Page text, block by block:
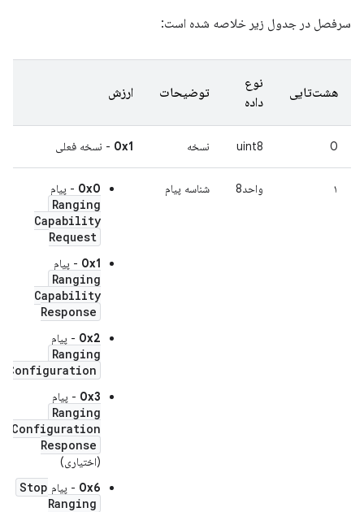
سرفصل در جدول زیر خلاصه شده است:
هشت‌تایی
نوع
داده
توضیحات ارزش
0
uint8 نسخه 0x1 - نسخه فعلی
۱ واحد8 شناسه پیام 0x0 - پیام
Ranging
Capability
Request
0x1 - پیام
Ranging
Capability
Response
0x2 - پیام
Ranging
Configuration
0x3 - پیام
Ranging
Configuration
Response
(اختیاری)
0x6 - پیام Stop
Ranging